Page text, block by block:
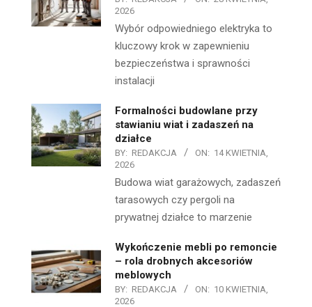
2026
Wybór odpowiedniego elektryka to
kluczowy krok w zapewnieniu
bezpieczeństwa i sprawności
instalacji
Formalności budowlane przy
stawianiu wiat i zadaszeń na
działce
BY: REDAKCJA ON: 14 KWIETNIA,
2026
Budowa wiat garażowych, zadaszeń
tarasowych czy pergoli na
prywatnej działce to marzenie
Wykończenie mebli po remoncie
– rola drobnych akcesoriów
meblowych
BY: REDAKCJA ON: 10 KWIETNIA,
2026